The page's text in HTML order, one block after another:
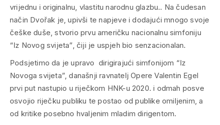
vrijednu i originalnu, vlastitu narodnu glazbu.. Na čudesan
način Dvořak je, upivši te napjeve i dodajući mnogo svoje
češke duše, stvorio prvu američku nacionalnu simfoniju
“Iz Novog svijeta”, čiji je uspjeh bio senzacionalan.
Podsjetimo da je upravo dirigirajući simfonijom “Iz
Novoga svijeta”, današnji ravnatelj Opere Valentin Egel
prvi put nastupio u riječkom HNK-u 2020. i odmah posve
osvojio riječku publiku te postao od publike omiljenim, a
od kritike posebno hvaljenim mladim dirigentom.